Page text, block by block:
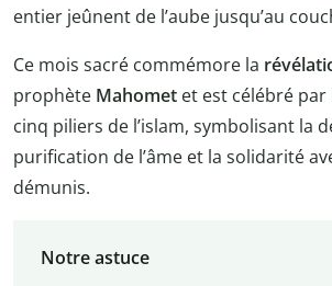
entier jeûnent de l’aube jusqu’au
Ce mois sacré commémore la
prophète Mahomet et est célébré par
cinq piliers de l’islam, symbolisant la
purification de l’âme et la solidarité
démunis.
Notre astuce